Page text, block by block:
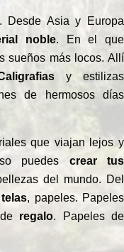
Desde Asia y Europa
noble. En el que
sueños más locos. Allí
y estilizas
de hermosos días
que viajan lejos y
puedes crear tus
del mundo. Del
, papeles. Papeles
regalo. Papeles de